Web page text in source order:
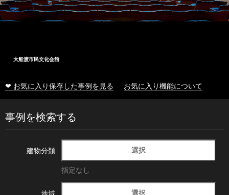
大船渡市民文化会館
❤ お気に入り保存した事例を見る お気に入り機能について
事例を検索する
建物分類 選択
指定なし
地域 選択